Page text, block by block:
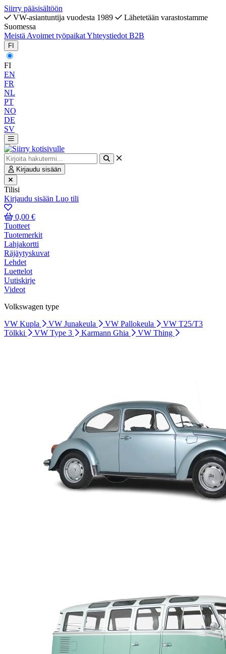
Siirry pääsisältöön
VW-asiantuntija vuodesta 1989
Lähetetään varastostamme
Suomessa
Meistä Avoimet työpaikatYhteystiedot B2B
FI
FI
EN
FR
NL
PT
NO
DE
SV
Kirjaudu sisään
Tilisi
Kirjaudu sisään Luo tili
0,00 €
Tuotteet
Tuotemerkit
Lahjakortti
Räjäytyskuvat
Lehdet
Luettelot
Uutiskirje
Videot
Volkswagen type
VW Kupla
VW Junakeula VW Pallokeula
VW T25/T3
Tölkki
VW Type 3 Karmann Ghia VW Thing